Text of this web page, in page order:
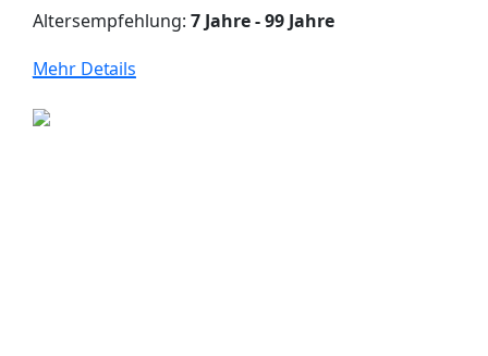
Altersempfehlung: 7 Jahre - 99 Jahre
Mehr Details